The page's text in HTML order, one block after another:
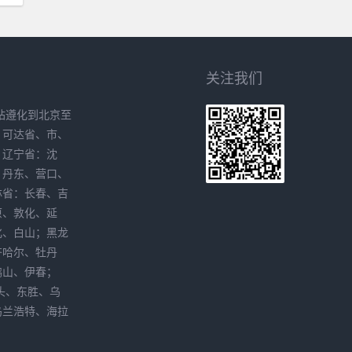
遵化到北京至
达省、市、
宁省：沈
东、营口、
：长春、吉
敦化、延
白山；黑龙
尔、牡丹
、伊春；
东胜、乌
浩特、海拉
关注我们